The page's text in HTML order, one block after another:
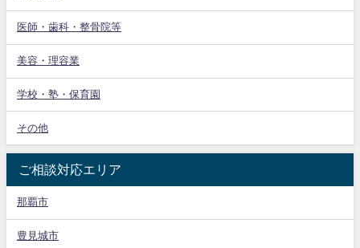
医師・歯科・整骨院等
美容・理容業
学校・塾・保育園
その他
ご相談対応エリア
那覇市
豊見城市